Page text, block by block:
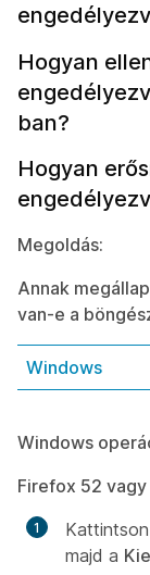
Hogyan
ban?
Hogyan
Megoldás:
Annak
van-e a
Windows
Windows
Firefox 52 vagy
majd a